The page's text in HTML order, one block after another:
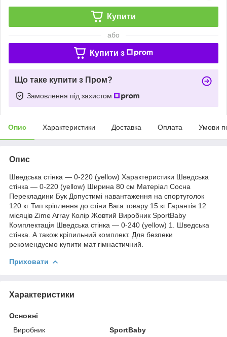
Купити
або
Купити з
Що таке купити з Пром?
Замовлення під захистом
Опис Характеристики Доставка Оплата Умови
Опис
Шведська стінка — 0-220 (yellow) Характеристики Шведська
стінка — 0-220 (yellow) Ширина 80 см Матеріал Сосна
Перекладини Бук Допустимі навантаження на спортуголок
120 кг Тип кріплення до стіни Вага товару 15 кг Гарантія 12
місяців Zime Array Колір Жовтий Виробник SportBaby
Комплектація Шведська стінка — 0-240 (yellow) 1. Шведська
стінка. А також кріпильний комплект. Для безпеки
рекомендуємо купити мат гімнастичний.
Приховати
Характеристики
Основні
Виробник
SportBaby